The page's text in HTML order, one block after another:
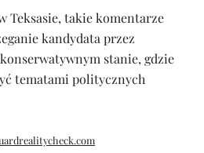
Teksasie, takie komentarze
kandydata przez
stanie, gdzie
tematami politycznych